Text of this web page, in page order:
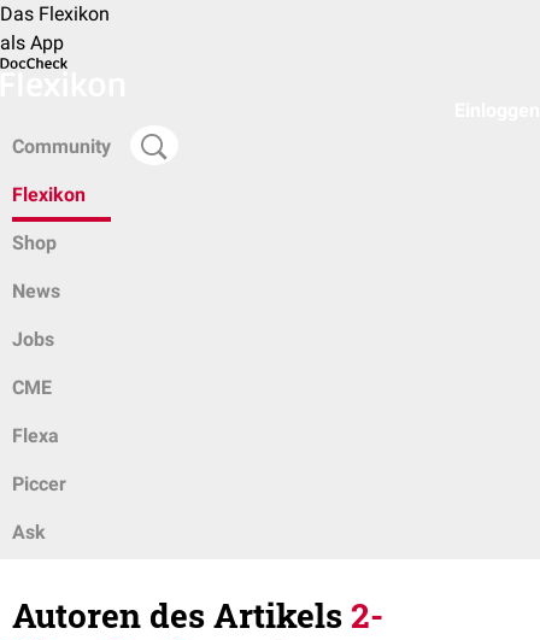
Das Flexikon
als App
Community
Flexikon
Shop
News
Jobs
CME
Flexa
Piccer
Ask
Autoren des Artikels2-